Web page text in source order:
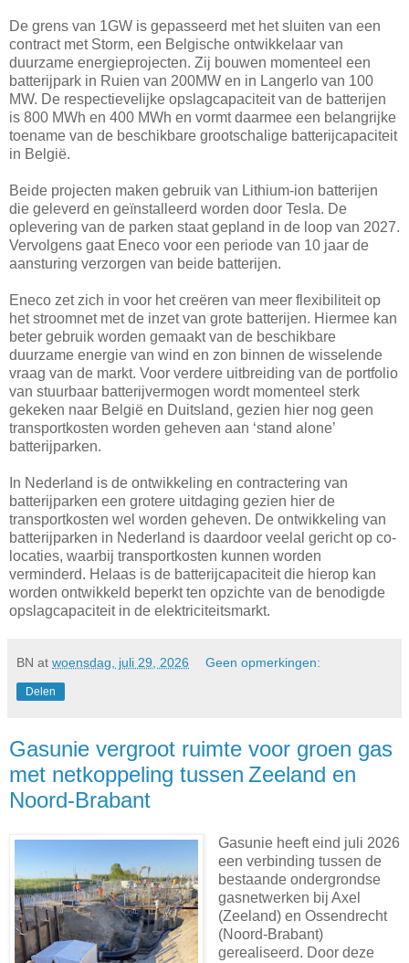
De grens van 1GW is gepasseerd met het sluiten van een
contract met Storm, een Belgische ontwikkelaar van
duurzame energieprojecten. Zij bouwen momenteel een
batterijpark in Ruien van 200MW en in Langerlo van 100
MW. De respectievelijke opslagcapaciteit van de batterijen
is 800 MWh en 400 MWh en vormt daarmee een belangrijke
toename van de beschikbare grootschalige batterijcapaciteit
in België.
Beide projecten maken gebruik van Lithium-ion batterijen
die geleverd en geïnstalleerd worden door Tesla. De
oplevering van de parken staat gepland in de loop van 2027.
Vervolgens gaat Eneco voor een periode van 10 jaar de
aansturing verzorgen van beide batterijen.
Eneco zet zich in voor het creëren van meer flexibiliteit op
het stroomnet met de inzet van grote batterijen. Hiermee kan
beter gebruik worden gemaakt van de beschikbare
duurzame energie van wind en zon binnen de wisselende
vraag van de markt. Voor verdere uitbreiding van de portfolio
van stuurbaar batterijvermogen wordt momenteel sterk
gekeken naar België en Duitsland, gezien hier nog geen
transportkosten worden geheven aan ‘stand alone’
batterijparken.
In Nederland is de ontwikkeling en contractering van
batterijparken een grotere uitdaging gezien hier de
transportkosten wel worden geheven. De ontwikkeling van
batterijparken in Nederland is daardoor veelal gericht op co-
locaties, waarbij transportkosten kunnen worden
verminderd. Helaas is de batterijcapaciteit die hierop kan
worden ontwikkeld beperkt ten opzichte van de benodigde
opslagcapaciteit in de elektriciteitsmarkt.
BN at woensdag, juli 29, 2026 Geen opmerkingen:
Delen
Gasunie vergroot ruimte voor groen gas
met netkoppeling tussen Zeeland en
Noord-Brabant
Gasunie heeft eind juli 2026
een verbinding tussen de
bestaande ondergrondse
gasnetwerken bij Axel
(Zeeland) en Ossendrecht
(Noord-Brabant)
gerealiseerd. Door deze